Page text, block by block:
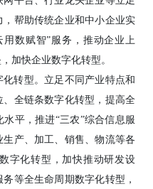
帮助传统企业和中小企业实
数赋智”服务，推动企业上
加快企业数字化转型。
化转型。立足不同产业特点和
全链条数字化转型，提高全
平，推进“三农”综合信息服
产、加工、销售、物流等各
字化转型，加快推动研发设
等全生命周期数字化转型，